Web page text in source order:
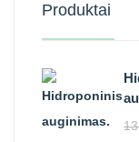
Produktai